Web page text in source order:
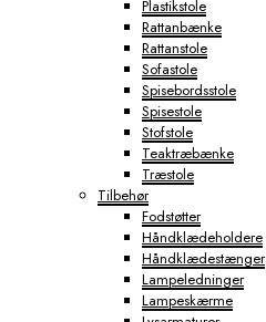
Plastikstole
Rattanbænke
Rattanstole
Sofastole
Spisebordsstole
Spisestole
Stofstole
Teaktræbænke
Træstole
Tilbehør
Fodstøtter
Håndklædeholdere
Håndklædestænger
Lampeledninger
Lampeskærme